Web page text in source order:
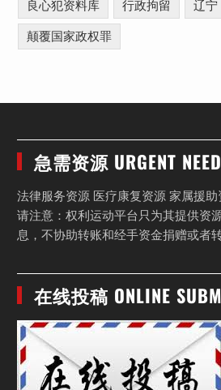
良心犯资料库 行政拘留 辽宁
颠覆国家政权罪
急需资源 URGENT NEED
法律服务资源 医疗康复资源 家属援
请注意：权利运动平台只为其提供资
息，不协助转账和经手资金捐赠或者
在线投稿 ONLINE